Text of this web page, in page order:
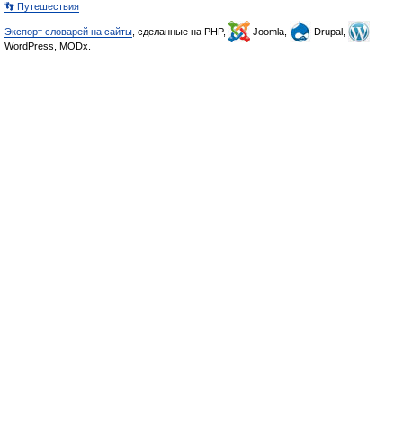
👣 Путешествия
Экспорт словарей на сайты , сделанные на PHP, Joomla,
Drupal,
WordPress, MODx.